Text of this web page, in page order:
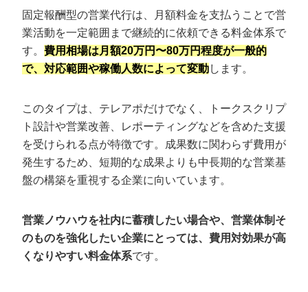
固定報酬型の営業代行は、月額料金を支払うことで営
業活動を一定範囲まで継続的に依頼できる料金体系で
す。 費用相場は月額20万円〜80万円程度が一般的
で、対応範囲や稼働人数によって変動します。
このタイプは、テレアポだけでなく、トークスクリプ
ト設計や営業改善、レポーティングなどを含めた支援
を受けられる点が特徴です。成果数に関わらず費用が
発生するため、短期的な成果よりも中長期的な営業基
盤の構築を重視する企業に向いています。
営業ノウハウを社内に蓄積したい場合や、営業体制そ
のものを強化したい企業にとっては、費用対効果が高
くなりやすい料金体系です。